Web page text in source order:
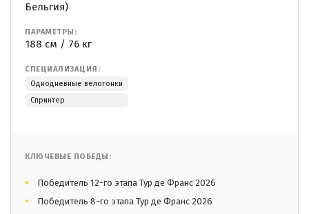
Бельгия)
ПАРАМЕТРЫ:
188 см / 76 кг
СПЕЦИАЛИЗАЦИЯ:
Однодневные велогонки
Спринтер
КЛЮЧЕВЫЕ ПОБЕДЫ:
Победитель 12-го этапа Тур де Франс 2026
Победитель 8-го этапа Тур де Франс 2026